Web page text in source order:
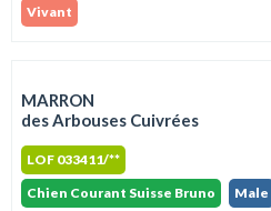
Vivant
MARRON
des Arbouses Cuivrées
LOF 033411/**
Chien Courant Suisse Bruno
Male